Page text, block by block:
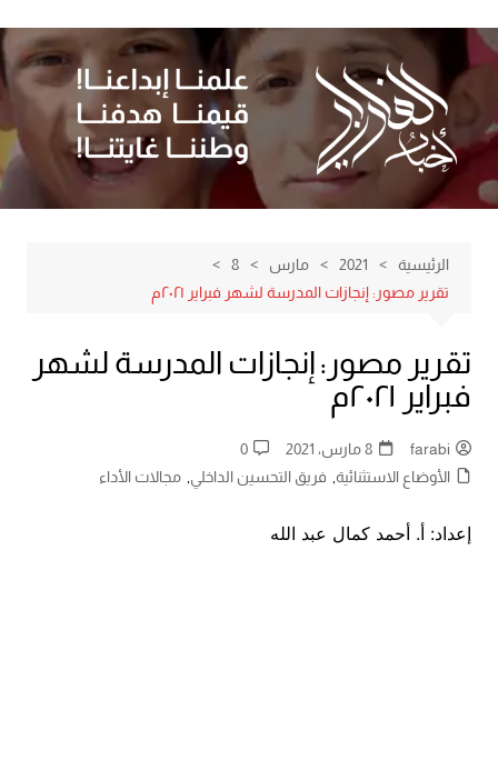
إلى
المحتوى
الرئيسية 2021 مارس
8
تقرير مصور: إنجازات المدرسة لشهر فبراير ٢٠٢١م
تقرير مصور: إنجازات المدرسة لشهر
فبراير ٢٠٢١م
farabi 8 مارس، 2021
0
الأوضاع الاستثنائية, فريق التحسين الداخلي, مجالات الأداء
إعداد: أ. أحمد كمال عبد الله